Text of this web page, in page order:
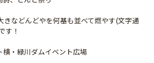
きなどんどやを何基も並べて燃やす(文字通
す！
・緑川ダムイベント広場